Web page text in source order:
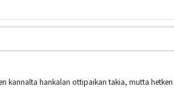
kannalta hankalan ottipaikan takia, mutta